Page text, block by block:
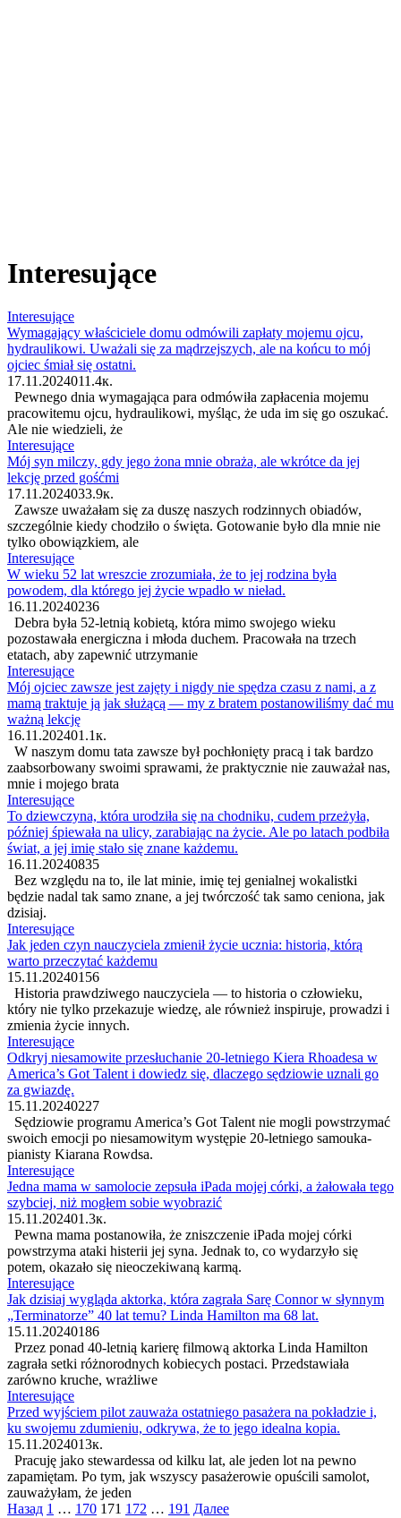
Interesujące
Interesujące
Wymagający właściciele domu odmówili zapłaty mojemu ojcu,
hydraulikowi. Uważali się za mądrzejszych, ale na końcu to mój
ojciec śmiał się ostatni.
17.11.2024011.4к.
Pewnego dnia wymagająca para odmówiła zapłacenia mojemu
pracowitemu ojcu, hydraulikowi, myśląc, że uda im się go oszukać.
Ale nie wiedzieli, że
Interesujące
Mój syn milczy, gdy jego żona mnie obraża, ale wkrótce da jej
lekcję przed gośćmi
17.11.2024033.9к.
Zawsze uważałam się za duszę naszych rodzinnych obiadów,
szczególnie kiedy chodziło o święta. Gotowanie było dla mnie nie
tylko obowiązkiem, ale
Interesujące
W wieku 52 lat wreszcie zrozumiała, że to jej rodzina była
powodem, dla którego jej życie wpadło w nieład.
16.11.20240236
Debra była 52-letnią kobietą, która mimo swojego wieku
pozostawała energiczna i młoda duchem. Pracowała na trzech
etatach, aby zapewnić utrzymanie
Interesujące
Mój ojciec zawsze jest zajęty i nigdy nie spędza czasu z nami, a z
mamą traktuje ją jak służącą — my z bratem postanowiliśmy dać mu
ważną lekcję
16.11.202401.1к.
W naszym domu tata zawsze był pochłonięty pracą i tak bardzo
zaabsorbowany swoimi sprawami, że praktycznie nie zauważał nas,
mnie i mojego brata
Interesujące
To dziewczyna, która urodziła się na chodniku, cudem przeżyła,
później śpiewała na ulicy, zarabiając na życie. Ale po latach podbiła
świat, a jej imię stało się znane każdemu.
16.11.20240835
Bez względu na to, ile lat minie, imię tej genialnej wokalistki
będzie nadal tak samo znane, a jej twórczość tak samo ceniona, jak
dzisiaj.
Interesujące
Jak jeden czyn nauczyciela zmienił życie ucznia: historia, którą
warto przeczytać każdemu
15.11.20240156
Historia prawdziwego nauczyciela — to historia o człowieku,
który nie tylko przekazuje wiedzę, ale również inspiruje, prowadzi i
zmienia życie innych.
Interesujące
Odkryj niesamowite przesłuchanie 20-letniego Kiera Rhoadesa w
America’s Got Talent i dowiedz się, dlaczego sędziowie uznali go
za gwiazdę.
15.11.20240227
Sędziowie programu America’s Got Talent nie mogli powstrzymać
swoich emocji po niesamowitym występie 20-letniego samouka-
pianisty Kiarana Rowdsa.
Interesujące
Jedna mama w samolocie zepsuła iPada mojej córki, a żałowała tego
szybciej, niż mogłem sobie wyobrazić
15.11.202401.3к.
Pewna mama postanowiła, że zniszczenie iPada mojej córki
powstrzyma ataki histerii jej syna. Jednak to, co wydarzyło się
potem, okazało się nieoczekiwaną karmą.
Interesujące
Jak dzisiaj wygląda aktorka, która zagrała Sarę Connor w słynnym
„Terminatorze” 40 lat temu? Linda Hamilton ma 68 lat.
15.11.20240186
Przez ponad 40-letnią karierę filmową aktorka Linda Hamilton
zagrała setki różnorodnych kobiecych postaci. Przedstawiała
zarówno kruche, wrażliwe
Interesujące
Przed wyjściem pilot zauważa ostatniego pasażera na pokładzie i,
ku swojemu zdumieniu, odkrywa, że to jego idealna kopia.
15.11.2024013к.
Pracuję jako stewardessa od kilku lat, ale jeden lot na pewno
zapamiętam. Po tym, jak wszyscy pasażerowie opuścili samolot,
zauważyłam, że jeden
Пагинация
Назад 1 … 170 171 172 … 191 Далее